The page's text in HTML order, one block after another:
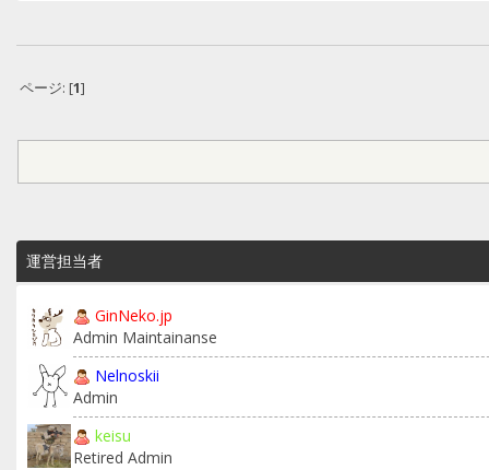
ページ: [1]
運営担当者
GinNeko.jp
Admin Maintainanse
Nelnoskii
Admin
keisu
Retired Admin